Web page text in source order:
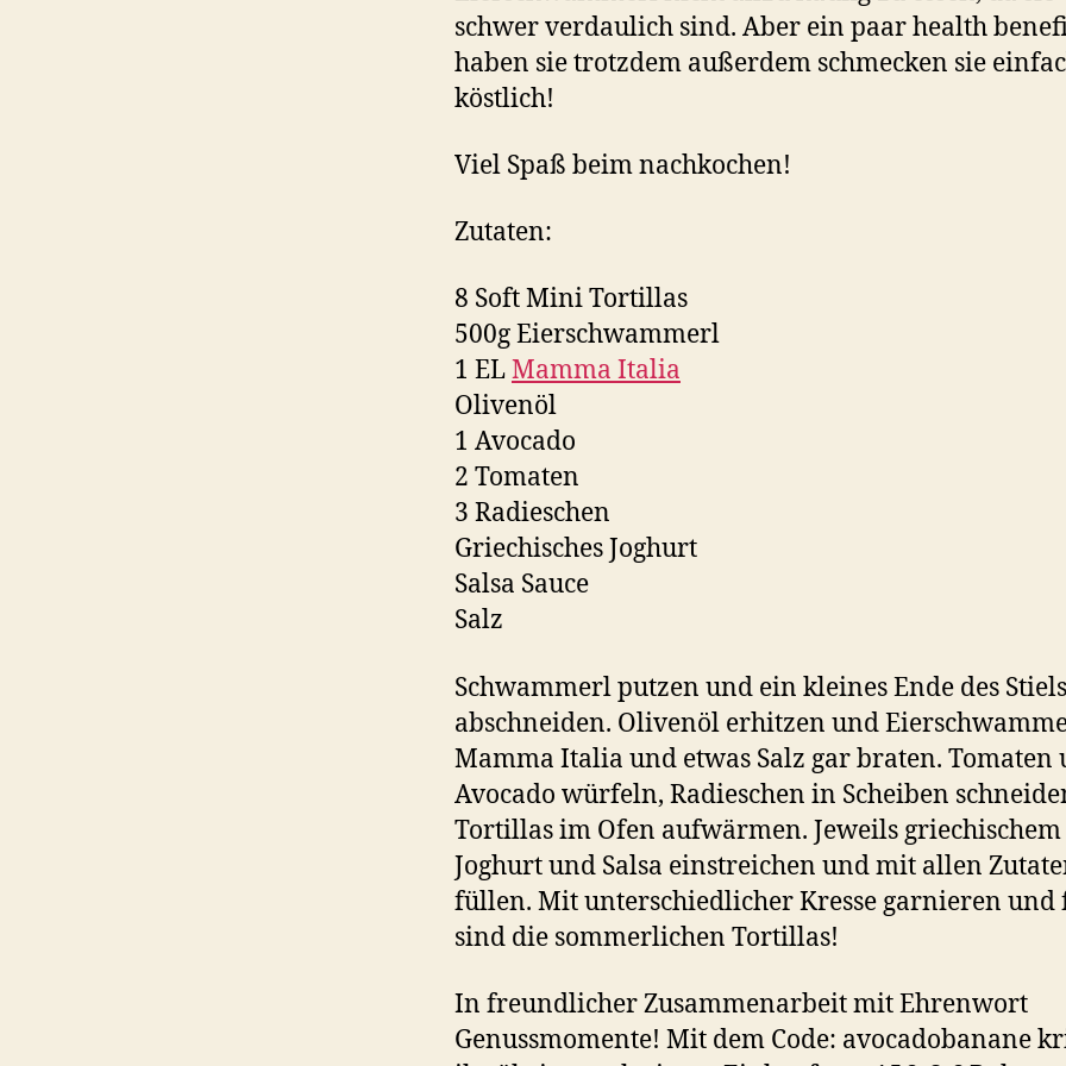
schwer verdaulich sind. Aber ein paar health
haben sie trotzdem außerdem schmecken sie
köstlich!
Viel Spaß beim nachkochen!
Zutaten:
8 Soft Mini Tortillas
500g Eierschwammerl
1 ELMamma Italia
Olivenöl
1 Avocado
2 Tomaten
3 Radieschen
Griechisches Joghurt
Salsa Sauce
Salz
Schwammerl putzen und ein kleines Ende des Stiels
abschneiden. Olivenöl erhitzen und
Mamma Italia und etwas Salz gar braten. Tomaten
Avocado würfeln, Radieschen in Scheiben
Tortillas im Ofen aufwärmen. Jeweils griechischem
Joghurt und Salsa einstreichen und mit allen
füllen. Mit unterschiedlicher Kresse garnieren und
sind die sommerlichen Tortillas!
In freundlicher Zusammenarbeit mit Ehrenwort
Genussmomente! Mit dem Code: avocadobanane